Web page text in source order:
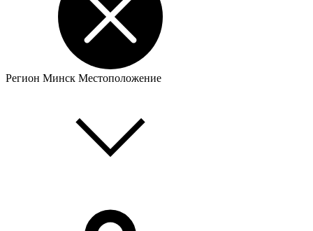
Регион Минск Местоположение